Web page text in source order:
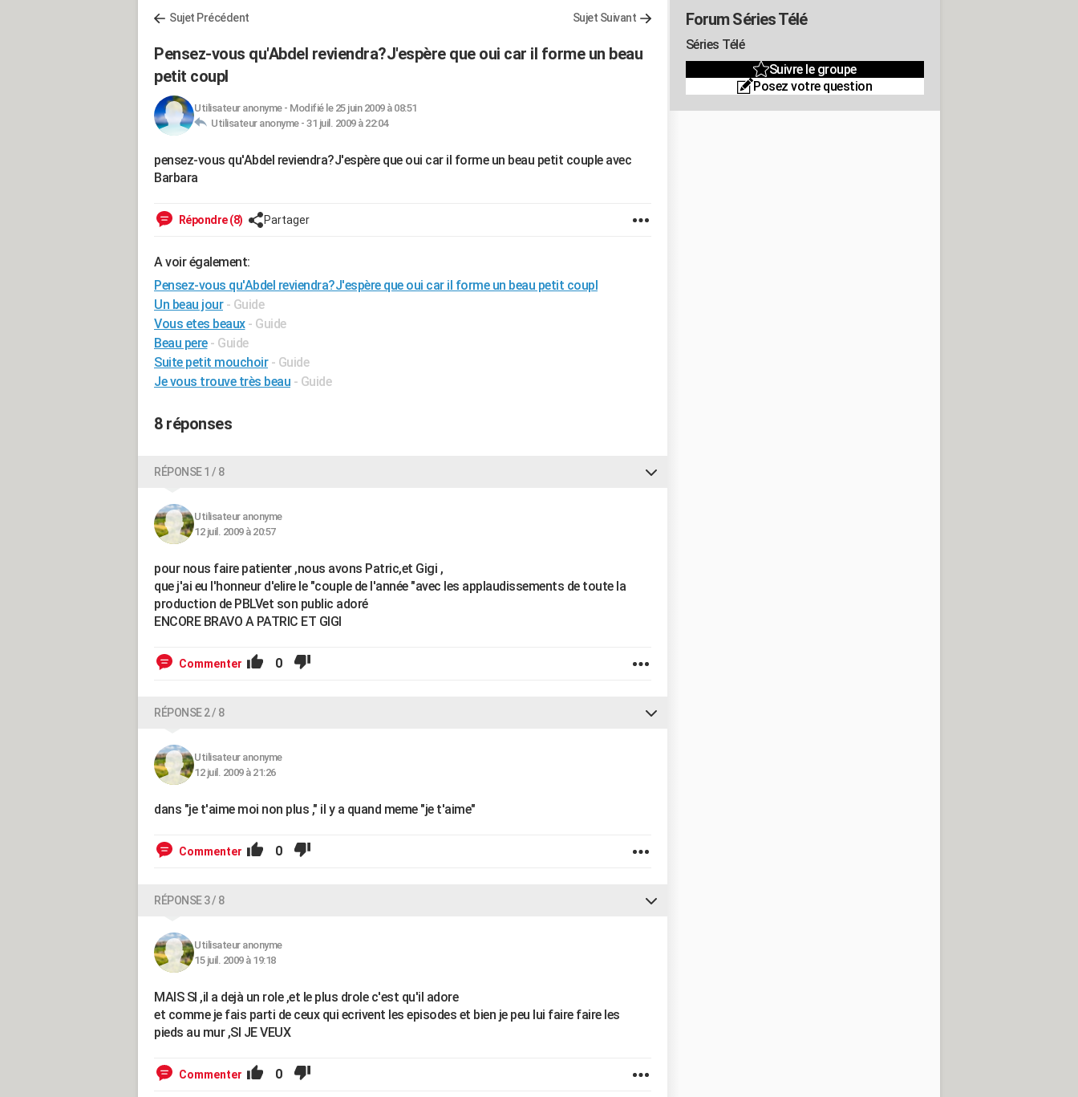
Sujet Précédent Sujet Suivant
Pensez-vous qu'Abdel reviendra?J'espère que oui car il forme un beau
petit coupl
Utilisateur anonyme- Modifié le 25 juin 2009 à 08:51
Utilisateur anonyme - 31 juil. 2009 à 22:04
pensez-vous qu'Abdel reviendra?J'espère que oui car il forme un beau petit couple avec
Barbara
Répondre (8) Partager
A voir également:
Pensez-vous qu'Abdel reviendra?J'espère que oui car il forme un beau petit coupl
Un beau jour - Guide
Vous etes beaux - Guide
Beau pere - Guide
Suite petit mouchoir - Guide
Je vous trouve très beau - Guide
8 réponses
RÉPONSE 1 / 8
Utilisateur anonyme
12 juil. 2009 à 20:57
pour nous faire patienter ,nous avons Patric,et Gigi ,
que j'ai eu l'honneur d'elire le "couple de l'année "avec les applaudissements de toute la
production de PBLVet son public adoré
ENCORE BRAVO A PATRIC ET GIGI
Commenter 0
RÉPONSE 2 / 8
Utilisateur anonyme
12 juil. 2009 à 21:26
dans "je t'aime moi non plus ," il y a quand meme "je t'aime"
Commenter 0
RÉPONSE 3 / 8
Utilisateur anonyme
15 juil. 2009 à 19:18
MAIS SI ,il a dejà un role ,et le plus drole c'est qu'il adore
et comme je fais parti de ceux qui ecrivent les episodes et bien je peu lui faire faire les
pieds au mur ,SI JE VEUX
Commenter 0
Forum Séries Télé
Séries Télé
Suivre le groupe
Posez votre question